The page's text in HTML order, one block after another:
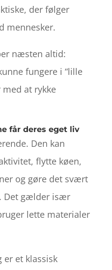
der følger
mennesker.
næsten altid:
fungere i “lille
med at rykke
får deres eget liv
Den kan
flytte køen,
og gøre det svært
Det gælder især
lette materialer
et klassisk